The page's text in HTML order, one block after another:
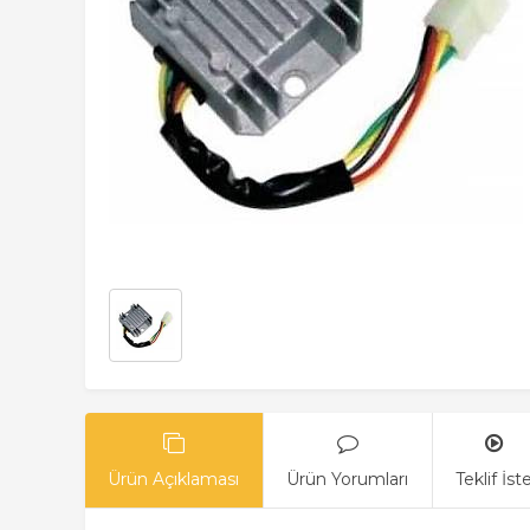
Ürün Açıklaması Ürün Yorumları Teklif